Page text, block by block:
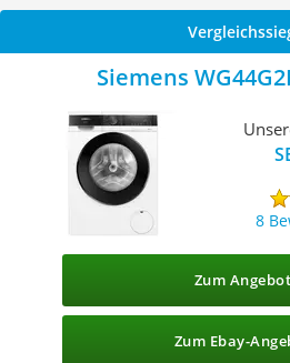
Siemens
8
Zum
Zum Ebay-